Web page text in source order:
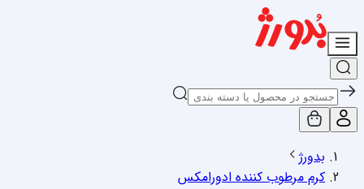
بدورژ
کرم مرطوب کننده ادورامکس